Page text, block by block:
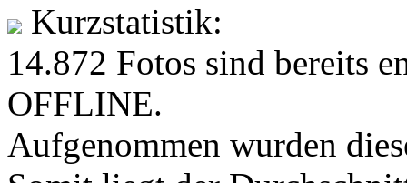
Kurzstatistik:
14.872 Fotos sind bereits
OFFLINE.
Aufgenommen wurden